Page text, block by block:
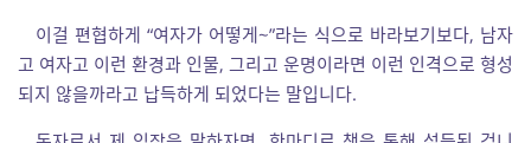
이걸 편협하게 “여자가 어떻게~”라는 식으로 바라보기보다, 남자
고 여자고 이런 환경과 인물, 그리고 운명이라면 이런 인격으로 형성
되지 않을까라고 납득하게 되었다는 말입니다.